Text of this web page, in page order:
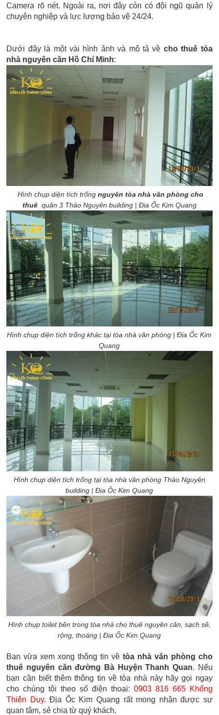
Camera rõ nét. Ngoài ra, nơi đây còn có đội ngũ quản lý
chuyên nghiệp và lực lượng bảo vệ 24/24.
Dưới đây là một vài hình ảnh và mô tả về cho thuê tòa
nhà nguyên căn Hồ Chí Minh:
Hình chụp diện tích trống nguyên tòa nhà văn phòng cho
thuê quận 3 Thảo Nguyên building | Địa Ốc Kim Quang
Hình chụp diện tích trống khác tại tòa nhà văn phòng | Địa Ốc Kim
Quang
Hình chụp diện tích trống tại tòa nhà văn phòng Thảo Nguyên
building | Địa Ốc Kim Quang
Hình chụp toilet bên trong tòa nhà cho thuê nguyên căn, sạch sẽ,
rộng, thoáng | Địa Ốc Kim Quang
Bạn vừa xem xong thông tin về tòa nhà văn phòng cho
thuê nguyên căn đường Bà Huyện Thanh Quan. Nếu
bạn cần biết thêm thông tin về tòa nhà này hãy gọi ngay
cho chúng tôi theo số điện thoại: 0903 816 665 Khổng
Thiên Duy. Địa Ốc Kim Quang rất mong nhận được sự
quan tâm, sẻ chia từ quý khách.